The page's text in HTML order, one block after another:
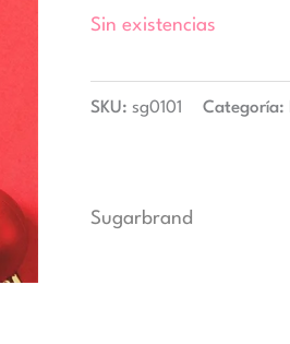
Sin existencias
SKU: sg0101 Categoría:
Sugarbrand